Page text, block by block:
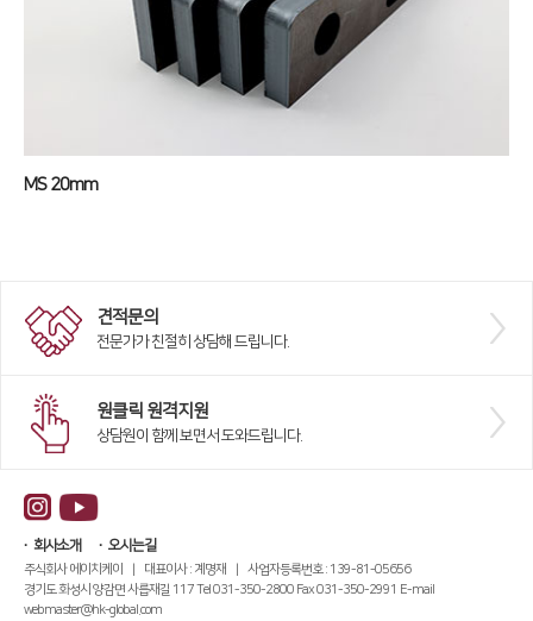
MS 20mm
견적문의
전문가가 친절히 상담해 드립니다.
원클릭 원격지원
상담원이 함께 보면서 도와드립니다.
회사소개 오시는길
주식회사 에이치케이 | 대표이사 : 계명재 | 사업자등록번호 : 139-81-05656
경기도 화성시 양감면 사릅재길 117 Tel 031-350-2800 Fax 031-350-2991 E-mail
webmaster@hk-global.com